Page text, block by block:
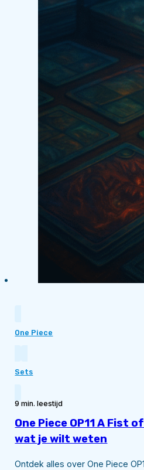
One Piece
Sets
9 min. leestijd
One Piece OP11 A Fist
wat je wilt weten
Ontdek alles over One Piece